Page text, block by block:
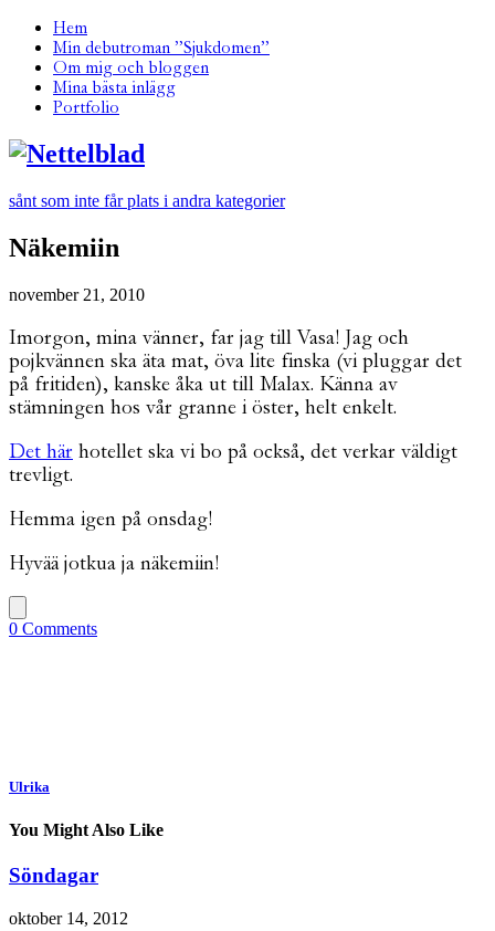
Hem
Min debutroman ”Sjukdomen”
Om mig och bloggen
Mina bästa inlägg
Portfolio
sånt som inte får plats i andra kategorier
Näkemiin
november 21, 2010
Imorgon, mina vänner, far jag till Vasa! Jag och
pojkvännen ska äta mat, öva lite finska (vi pluggar det
på fritiden), kanske åka ut till Malax. Känna av
stämningen hos vår granne i öster, helt enkelt.
Det här hotellet ska vi bo på också, det verkar väldigt
trevligt.
Hemma igen på onsdag!
Hyvää jotkua ja näkemiin!
0 Comments
Ulrika
You Might Also Like
Söndagar
oktober 14, 2012